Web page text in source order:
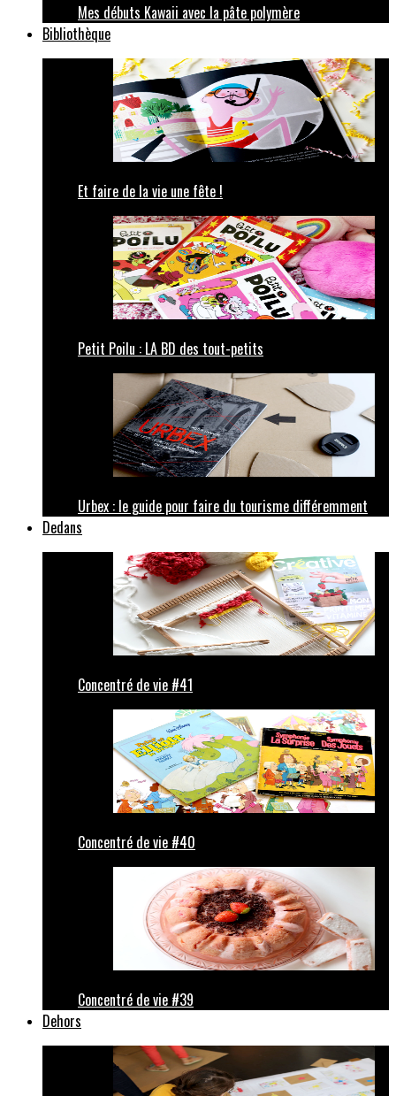
Mes débuts Kawaii avec la pâte polymère
Bibliothèque
Et faire de la vie une fête !
Petit Poilu : LA BD des tout-petits
Urbex : le guide pour faire du tourisme différemment
Dedans
Concentré de vie #41
Concentré de vie #40
Concentré de vie #39
Dehors